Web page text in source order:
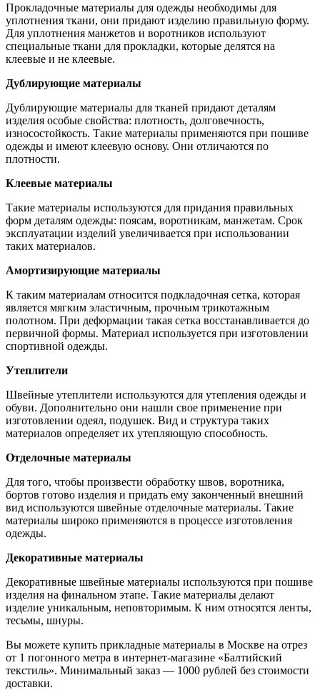
Прокладочные материалы для одежды необходимы для
уплотнения ткани, они придают изделию правильную форму.
Для уплотнения манжетов и воротников используют
специальные ткани для прокладки, которые делятся на
клеевые и не клеевые.
Дублирующие материалы
Дублирующие материалы для тканей придают деталям
изделия особые свойства: плотность, долговечность,
износостойкость. Такие материалы применяются при пошиве
одежды и имеют клеевую основу. Они отличаются по
плотности.
Клеевые материалы
Такие материалы используются для придания правильных
форм деталям одежды: поясам, воротникам, манжетам. Срок
эксплуатации изделий увеличивается при использовании
таких материалов.
Амортизирующие материалы
К таким материалам относится подкладочная сетка, которая
является мягким эластичным, прочным трикотажным
полотном. При деформации такая сетка восстанавливается до
первичной формы. Материал используется при изготовлении
спортивной одежды.
Утеплители
Швейные утеплители используются для утепления одежды и
обуви. Дополнительно они нашли свое применение при
изготовлении одеял, подушек. Вид и структура таких
материалов определяет их утепляющую способность.
Отделочные материалы
Для того, чтобы произвести обработку швов, воротника,
бортов готово изделия и придать ему законченный внешний
вид используются швейные отделочные материалы. Такие
материалы широко применяются в процессе изготовления
одежды.
Декоративные материалы
Декоративные швейные материалы используются при пошиве
изделия на финальном этапе. Такие материалы делают
изделие уникальным, неповторимым. К ним относятся ленты,
тесьмы, шнуры.
Вы можете купить прикладные материалы в Москве на отрез
от 1 погонного метра в интернет-магазине «Балтийский
текстиль». Минимальный заказ — 1000 рублей без стоимости
доставки.